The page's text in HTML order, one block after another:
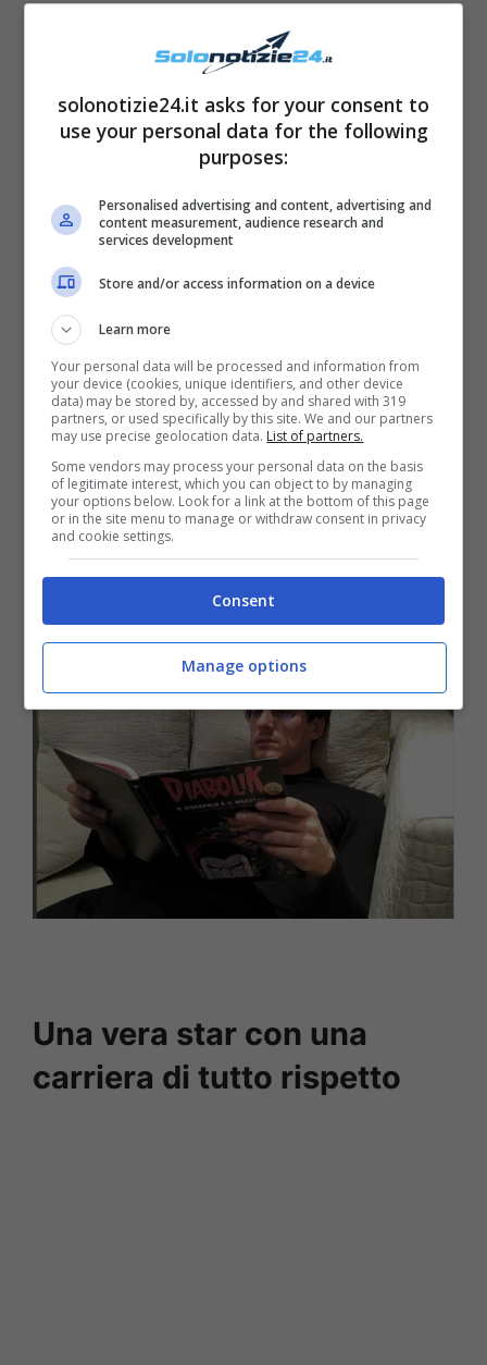
L’opera racconta- lo diciamo per chi ancora
non l’avesse letta- dellanascita del fascismo
nel nostro Paese e della successiva ascesa
al potere del Duce. I primi ciak? Eh sì, perché
a questo punto i suoi estimatori vogliono
sapere quando il loro adorato attore sarà sul
set… E’ previsto
Cinecittà.
Una vera star con una
carriera di tutto rispetto
solonotizie24.it asks for your consent to
use your personal data for the following
purposes:
Personalised advertising and content, advertising and
content measurement, audience research and
services development
Store and/or access information on a device
Learn more
Your personal data will be processed and information from
your device (cookies, unique identifiers, and other device
data) may be stored by, accessed by and shared with 319
partners, or used specifically by this site. We and our partners
may use precise geolocation data. List of partners.
Some vendors may process your personal data on the basis
of legitimate interest, which you can object to by managing
your options below. Look for a link at the bottom of this page
or in the site menu to manage or withdraw consent in privacy
and cookie settings.
Consent
Manage options